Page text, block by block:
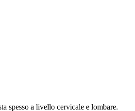
spesso a livello cervicale e lombare.